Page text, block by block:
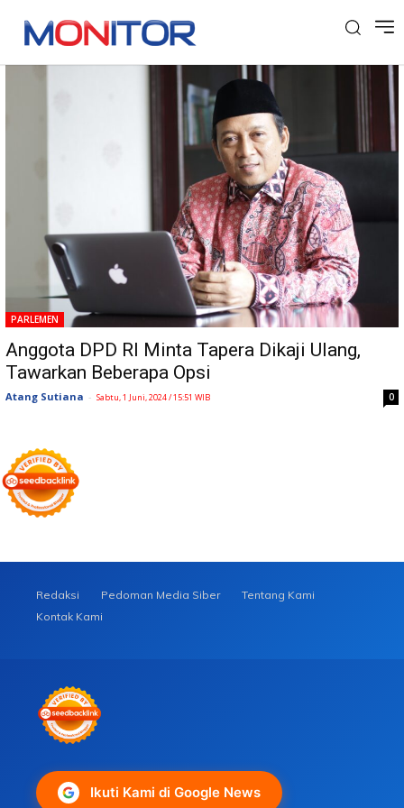
Tag: Kebijakan Tapera
PARLEMEN
Anggota DPD RI Minta Tapera Dikaji Ulang,
Tawarkan Beberapa Opsi
Atang Sutiana - Sabtu, 1 Juni, 2024 / 15:51 WIB 0
Redaksi Pedoman Media Siber
Tentang Kami
Kontak Kami
Ikuti Kami di Google News